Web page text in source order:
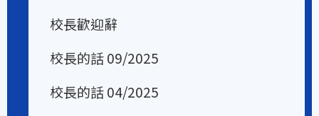
校長歡迎辭
校長的話 09/2025
校長的話 04/2025